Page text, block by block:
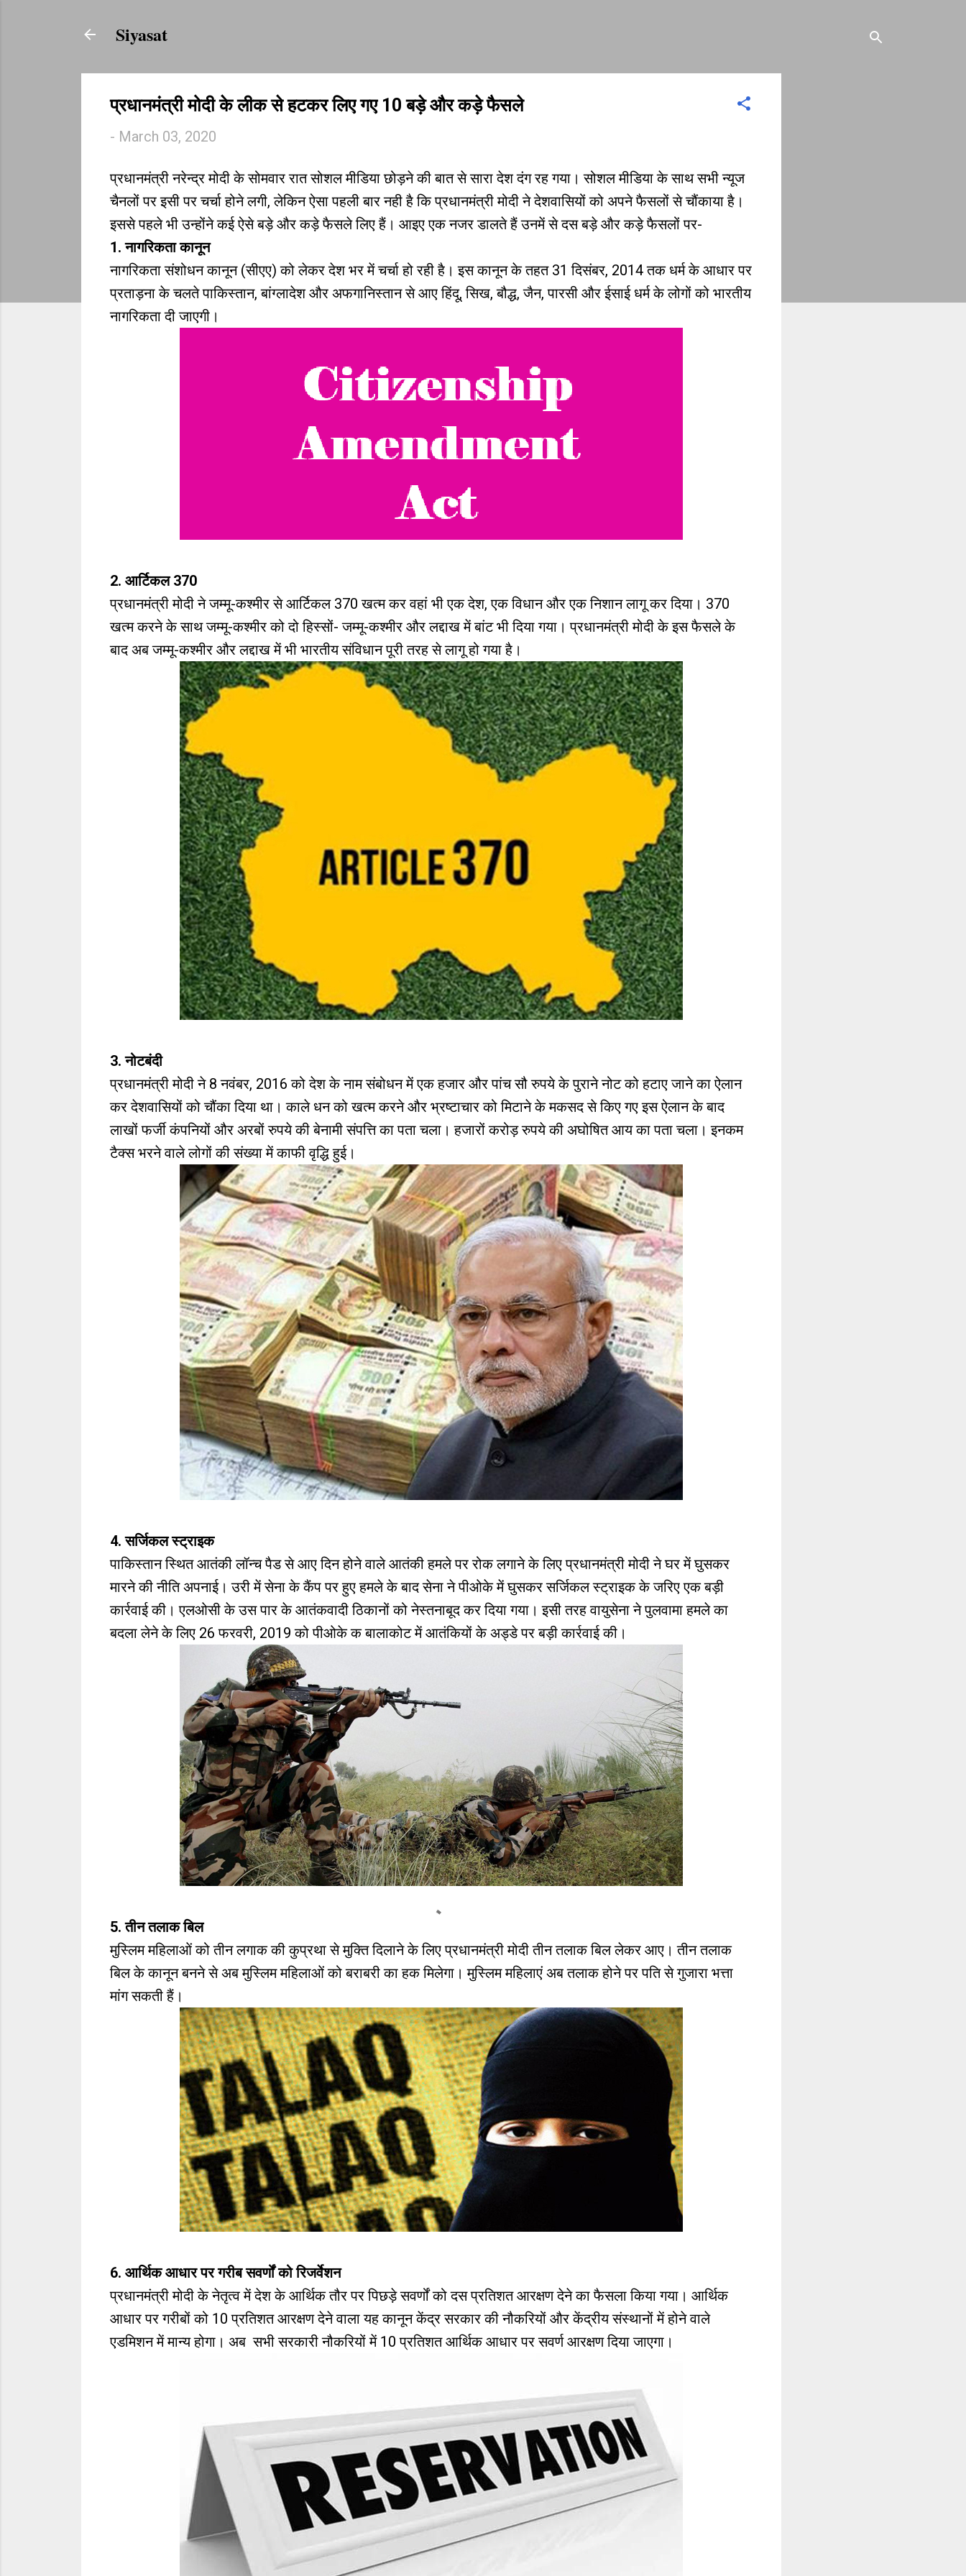
Siyasat
प्रधानमंत्री मोदी के लीक से हटकर लिए गए 10 बड़े और कड़े फैसले
- March 03, 2020
प्रधानमंत्री नरेन्द्र मोदी के सोमवार रात सोशल मीडिया छोड़ने की बात से सारा देश दंग रह गया। सोशल मीडिया के साथ सभी न्यूज
चैनलों पर इसी पर चर्चा होने लगी, लेकिन ऐसा पहली बार नही है कि प्रधानमंत्री मोदी ने देशवासियों को अपने फैसलों से चौंकाया है।
इससे पहले भी उन्होंने कई ऐसे बड़े और कड़े फैसले लिए हैं। आइए एक नजर डालते हैं उनमें से दस बड़े और कड़े फैसलों पर-
1. नागरिकता कानून
नागरिकता संशोधन कानून (सीएए) को लेकर देश भर में चर्चा हो रही है। इस कानून के तहत 31 दिसंबर, 2014 तक धर्म के आधार पर
प्रताड़ना के चलते पाकिस्तान, बांग्लादेश और अफगानिस्तान से आए हिंदू, सिख, बौद्ध, जैन, पारसी और ईसाई धर्म के लोगों को भारतीय
नागरिकता दी जाएगी।
2. आर्टिकल 370
प्रधानमंत्री मोदी ने जम्मू-कश्मीर से आर्टिकल 370 खत्म कर वहां भी एक देश, एक विधान और एक निशान लागू कर दिया। 370
खत्म करने के साथ जम्मू-कश्मीर को दो हिस्सों- जम्‍मू-कश्‍मीर और लद्दाख में बांट भी दिया गया। प्रधानमंत्री मोदी के इस फैसले के
बाद अब जम्मू-कश्मीर और लद्दाख में भी भारतीय संविधान पूरी तरह से लागू हो गया है।
3. नोटबंदी
प्रधानमंत्री मोदी ने 8 नवंबर, 2016 को देश के नाम संबोधन में एक हजार और पांच सौ रुपये के पुराने नोट को हटाए जाने का ऐलान
कर देशवासियों को चौंका दिया था। काले धन को खत्म करने और भ्रष्टाचार को मिटाने के मकसद से किए गए इस ऐलान के बाद
लाखों फर्जी कंपनियों और अरबों रुपये की बेनामी संपत्ति का पता चला। हजारों करोड़ रुपये की अघोषित आय का पता चला। इनकम
टैक्स भरने वाले लोगों की संख्या में काफी वृद्धि हुई।
4. सर्जिकल स्ट्राइक
पाकिस्तान स्थित आतंकी लॉन्च पैड से आए दिन होने वाले आतंकी हमले पर रोक लगाने के लिए प्रधानमंत्री मोदी ने घर में घुसकर
मारने की नीति अपनाई। उरी में सेना के कैंप पर हुए हमले के बाद सेना ने पीओके में घुसकर सर्जिकल स्ट्राइक के जरिए एक बड़ी
कार्रवाई की। एलओसी के उस पार के आतंकवादी ठिकानों को नेस्तनाबूद कर दिया गया। इसी तरह वायुसेना ने पुलवामा हमले का
बदला लेने के लिए 26 फरवरी, 2019 को पीओके क बालाकोट में आतंकियों के अड्डे पर बड़ी कार्रवाई की।
5. तीन तलाक बिल
मुस्लिम महिलाओं को तीन लगाक की कुप्रथा से मुक्ति दिलाने के लिए प्रधानमंत्री मोदी तीन तलाक बिल लेकर आए। तीन तलाक
बिल के कानून बनने से अब मुस्लिम महिलाओं को बराबरी का हक मिलेगा। मुस्लिम महिलाएं अब तलाक होने पर पति से गुजारा भत्ता
मांग सकती हैं।
6. आर्थिक आधार पर गरीब सवर्णों को रिजर्वेशन
प्रधानमंत्री मोदी के नेतृत्व में देश के आर्थिक तौर पर पिछड़े सवर्णों को दस प्रतिशत आरक्षण देने का फैसला किया गया। आर्थिक
आधार पर गरीबों को 10 प्रतिशत आरक्षण देने वाला यह कानून केंद्र सरकार की नौकरियों और केंद्रीय संस्थानों में होने वाले
एडमिशन में मान्य होगा। अब सभी सरकारी नौकरियों में 10 प्रतिशत आर्थिक आधार पर सवर्ण आरक्षण दिया जाएगा।